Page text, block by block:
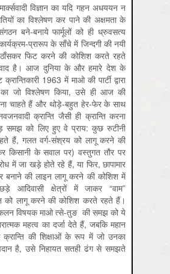
विज्ञान का यदि गहन अधययन न
का विश्लेषण कर पाने की अक्षमता के
बने-बनाये फार्मूलों को ही ध्रुवसत्य
प्रारूप के साँचे में जिन्दगी की नयी
फिट करने की कोशिश करते रहते
है। आज दुनिया के और हमारे देश के
1963 में माओ की पार्टी द्वारा
का जो विश्लेषण किया, उसे ही आज की
चाहते हैं और थोड़े-बहुत हेर-फेर के साथ
क्रान्ति जैसी ही क्रान्ति करना
को लिए हुए वे प्राय: कुछ रुटीनी
हैं, गलत वर्ग-संश्रय को लागू करने की
किसानी के सवाल पर) वस्तुगत तौर पर
में जा खड़े होते रहे हैं, या फिर, छापामार
बनाने की लाइन लागू करने की कोशिश में
क्षेत्रों में जाकर “वाम”
को लागू करने की कोशिश करते रहते हैं।
विषयक माओ त्से-तुङ की समझ को ये
महत्व का दर्जा देते हैं, जबकि महान
क्रान्ति की शिक्षाओं के रूप में जो उनका
है, उसे निहायत सतही ढंग से समझते